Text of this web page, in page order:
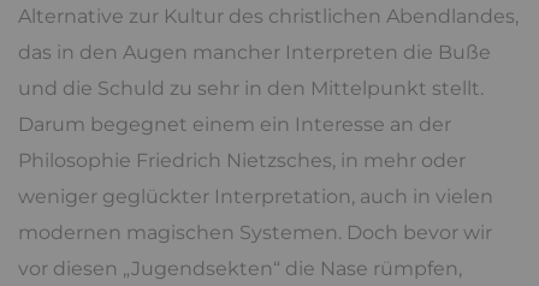
Alternative zur Kultur des christlichen Abendlandes,
das in den Augen mancher Interpreten die Buße
und die Schuld zu sehr in den Mittelpunkt stellt.
Darum begegnet einem ein Interesse an der
Philosophie Friedrich Nietzsches, in mehr oder
weniger geglückter Interpretation, auch in vielen
modernen magischen Systemen. Doch bevor wir
vor diesen „Jugendsekten“ die Nase rümpfen,